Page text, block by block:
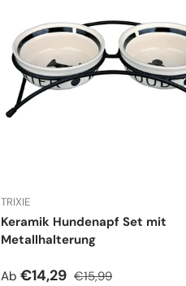
TRIXIE
Keramik Hundenapf Set mit
Metallhalterung
Verkaufspreis
Ab €14,29 Normaler Preis
€15,99